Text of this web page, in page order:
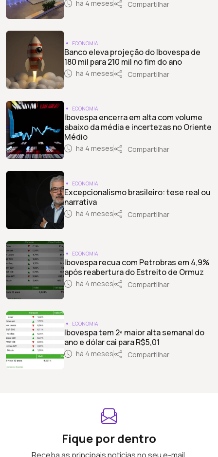
há 4 meses Compartilhar
ECONOMIA
Banco eleva projeção do Ibovespa de
180 mil para 210 mil no fim do ano
há 4 meses Compartilhar
ECONOMIA
Ibovespa encerra em alta com volume
abaixo da média e incertezas no Oriente
Médio
há 4 meses Compartilhar
ECONOMIA
Excepcionalismo brasileiro: tese real ou
narrativa
há 4 meses Compartilhar
ECONOMIA
Ibovespa recua com Petrobras em 4,9%
após reabertura do Estreito de Ormuz
há 4 meses Compartilhar
ECONOMIA
Ibovespa tem 2ª maior alta semanal do
ano e dólar cai para R$5,01
há 4 meses Compartilhar
Fique por dentro